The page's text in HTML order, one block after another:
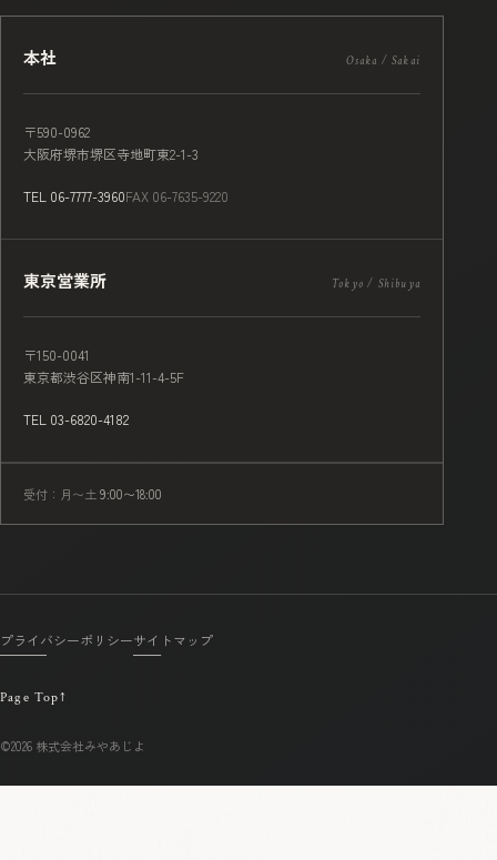
本社 Osaka / Sakai
〒590-0962
大阪府堺市堺区寺地町東2-1-3
TEL 06-7777-3960FAX 06-7635-9220
東京営業所 Tokyo / Shibuya
〒150-0041
東京都渋谷区神南1-11-4-5F
TEL 03-6820-4182
受付：月〜土9:00〜18:00
プライバシーポリシーサイトマップ
©2026 株式会社みやあじよ
Page Top↑